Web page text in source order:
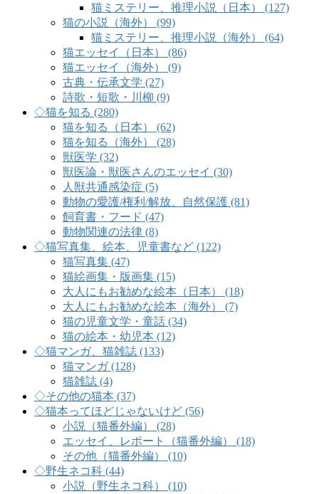
猫ミステリー、推理小説（日本） (127)
猫の小説（海外） (99)
猫ミステリー、推理小説（海外） (64)
猫エッセイ（日本） (86)
猫エッセイ（海外） (9)
古典・伝承文学 (27)
詩歌・短歌・川柳 (9)
◇猫を知る (280)
猫を知る（日本） (62)
猫を知る（海外） (28)
獣医学 (32)
獣医論・獣医さんのエッセイ (30)
人獣共通感染症 (5)
動物の愛護/権利/解放、自然保護 (81)
飼育書・フード (47)
動物関連の法律 (8)
◇猫写真集、絵本、児童書など (122)
猫写真集 (47)
猫絵画集・版画集 (15)
大人にもお勧めな絵本（日本） (18)
大人にもお勧めな絵本（海外） (7)
猫の児童文学・童話 (34)
猫の絵本・幼児本 (12)
◇猫マンガ、猫雑誌 (133)
猫マンガ (128)
猫雑誌 (4)
◇その他の猫本 (37)
◇猫本ってほどじゃないけど (56)
小説（猫番外編） (28)
エッセイ、レポート（猫番外編） (18)
その他（猫番外編） (10)
◇野生ネコ科 (44)
小説（野生ネコ科） (10)